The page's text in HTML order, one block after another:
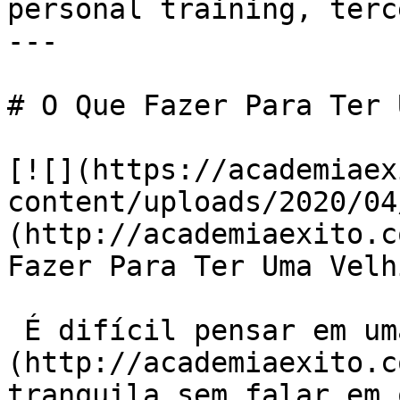
personal training,
---
# O Que Fazer Para Ter
[![](https://
content/uploads/2020/
(http://
Fazer Para Ter Uma
(http://